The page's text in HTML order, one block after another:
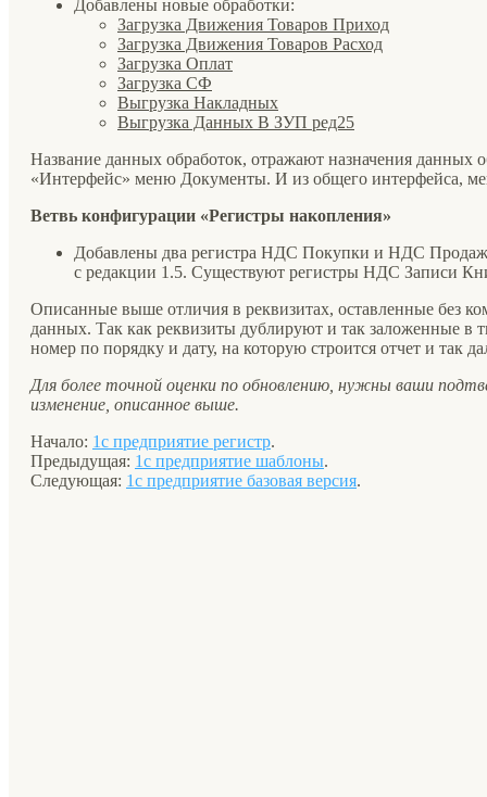
Добавлены новые обработки:
Загрузка Движения Товаров Приход
Загрузка Движения Товаров Расход
Загрузка Оплат
Загрузка СФ
Выгрузка Накладных
Выгрузка Данных В ЗУП ред25
Название данных обработок, отражают назначения данных
«Интерфейс» меню Документы. И из общего интерфейса,
Ветвь конфигурации «Регистры накопления»
Добавлены два регистра НДС Покупки и НДС
с редакции 1.5. Существуют регистры НДС Записи
Описанные выше отличия в реквизитах, оставленные без
данных. Так как реквизиты дублируют и так заложенные
номер по порядку и дату, на которую строится отчет и так
Для более точной оценки по обновлению, нужны ваши
изменение, описанное выше.
Начало: 1с предприятие регистр.
Предыдущая: 1с предприятие шаблоны.
Следующая: 1с предприятие базовая версия.